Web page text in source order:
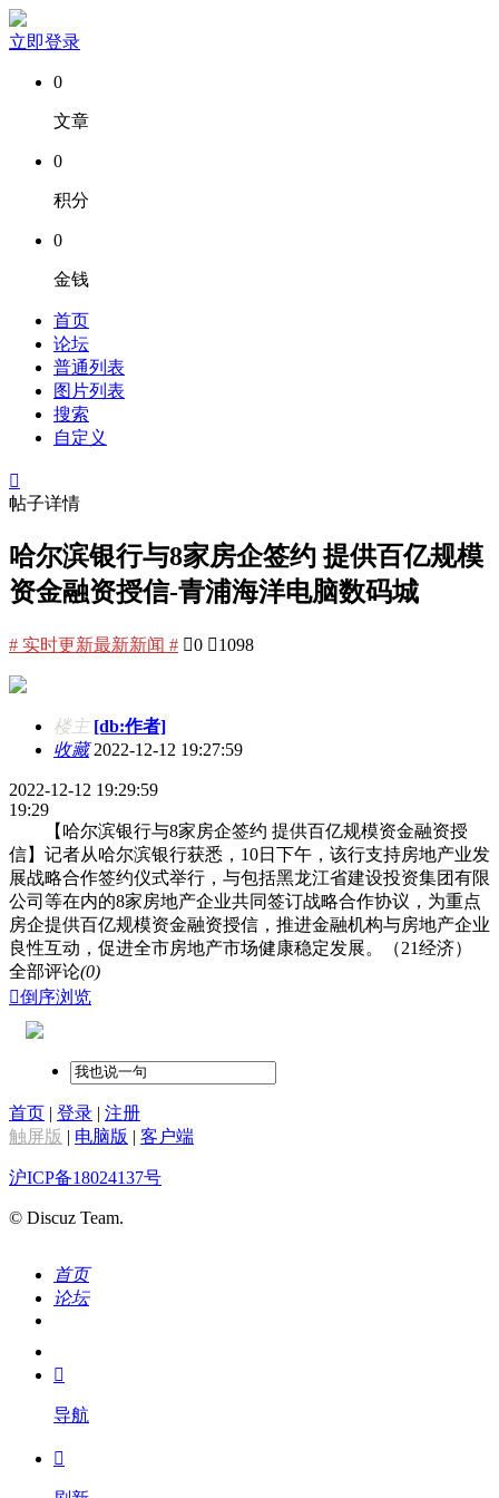
立即登录
0
文章
0
积分
0
金钱
首页
论坛
普通列表
图片列表
搜索
自定义

帖子详情
哈尔滨银行与8家房企签约 提供百亿规模
资金融资授信-青浦海洋电脑数码城
# 实时更新最新新闻 # 0 1098
楼主 [db:作者]
收藏2022-12-12 19:27:59
2022-12-12 19:29:59
19:29
【哈尔滨银行与8家房企签约 提供百亿规模资金融资授
信】记者从哈尔滨银行获悉，10日下午，该行支持房地产业发
展战略合作签约仪式举行，与包括黑龙江省建设投资集团有限
公司等在内的8家房地产企业共同签订战略合作协议，为重点
房企提供百亿规模资金融资授信，推进金融机构与房地产企业
良性互动，促进全市房地产市场健康稳定发展。（21经济）
全部评论(0)
倒序浏览
首页 | 登录 | 注册
触屏版 | 电脑版 | 客户端
沪ICP备18024137号
© Discuz Team.
首页
论坛
我的

导航
